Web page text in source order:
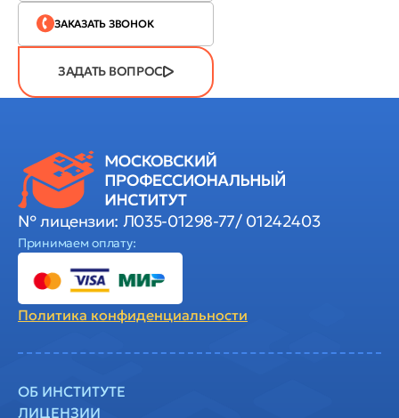
ЗАКАЗАТЬ ЗВОНОК
ЗАДАТЬ ВОПРОС
№ лицензии: Л035-01298-77/ 01242403
Принимаем оплату:
Политика конфиденциальности
ОБ ИНСТИТУТЕ
ЛИЦЕНЗИИ